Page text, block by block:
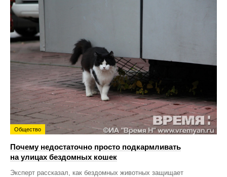
Общество
Почему недостаточно просто подкармливать
на улицах бездомных кошек
Эксперт рассказал, как бездомных животных защищает